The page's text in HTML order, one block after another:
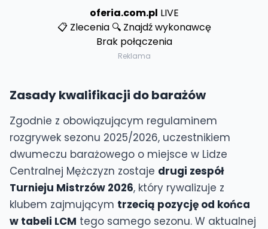
oferia.com.pl LIVE
📋 Zlecenia 🔍 Znajdź wykonawcę
Brak połączenia
Reklama
Zasady kwalifikacji do barażów
Zgodnie z obowiązującym regulaminem
rozgrywek sezonu 2025/2026, uczestnikiem
dwumeczu barażowego o miejsce w Lidze
Centralnej Mężczyzn zostaje drugi zespół
Turnieju Mistrzów 2026, który rywalizuje z
klubem zajmującym trzecią pozycję od końca
w tabeli LCM tego samego sezonu. W aktualnej